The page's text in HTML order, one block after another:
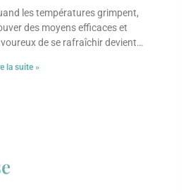
les températures grimpent,
des moyens efficaces et
de se rafraîchir devient
propres astuces culinaires pour
la suite »